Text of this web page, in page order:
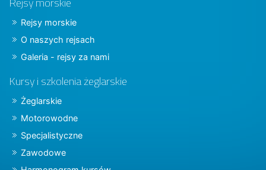
Rejsy morskie
O naszych rejsach
Galeria - rejsy za nami
Kursy i szkolenia żeglarskie
Żeglarskie
Motorowodne
Specjalistyczne
Zawodowe